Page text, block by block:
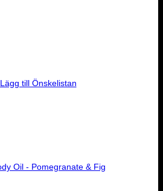
Lägg till Önskelistan